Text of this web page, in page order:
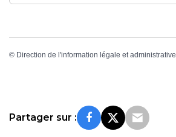
© Direction de l'information légale et administrative
Partager sur :